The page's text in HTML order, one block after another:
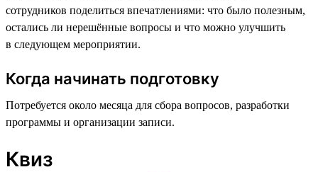
сотрудников поделиться впечатлениями: что было полезным,
остались ли нерешённые вопросы и что можно улучшить
в следующем мероприятии.
Когда начинать подготовку
Потребуется около месяца для сбора вопросов, разработки
программы и организации записи.
Квиз